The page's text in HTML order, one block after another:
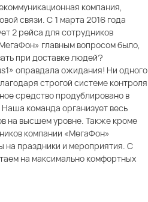
компания,
связи. С 1 марта 2016 года
2 рейса для сотрудников
главным вопросом было,
при доставке людей?
оправдала ожидания! Ни одного
строгой системе контроля
средство продублировано в
команда организует весь
на высшем уровне. Также кроме
компании «МегаФон»
на праздники и мероприятия. С
на максимально комфортных